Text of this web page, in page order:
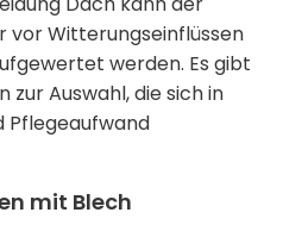
vor Witterungseinflüssen
werden. Es gibt
Auswahl, die sich in
Pflegeaufwand
mit Blech